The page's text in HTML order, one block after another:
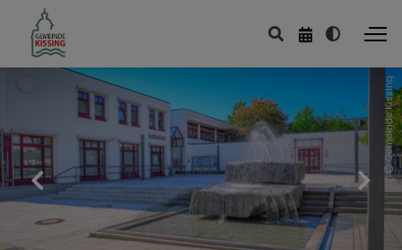
Gemeinde Kissing